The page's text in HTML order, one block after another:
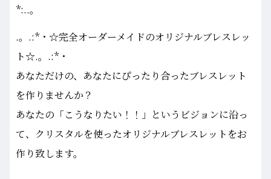
*:..｡
.。.:*・☆完全オーダーメイドのオリジナルブレスレッ
ト☆.。.:*・
あなただけの、あなたにぴったり合ったブレスレット
を作りませんか？
あなたの「こうなりたい！！」というビジョンに沿っ
て、クリスタルを使ったオリジナルブレスレットをお
作り致します。